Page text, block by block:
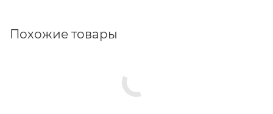
Похожие товары